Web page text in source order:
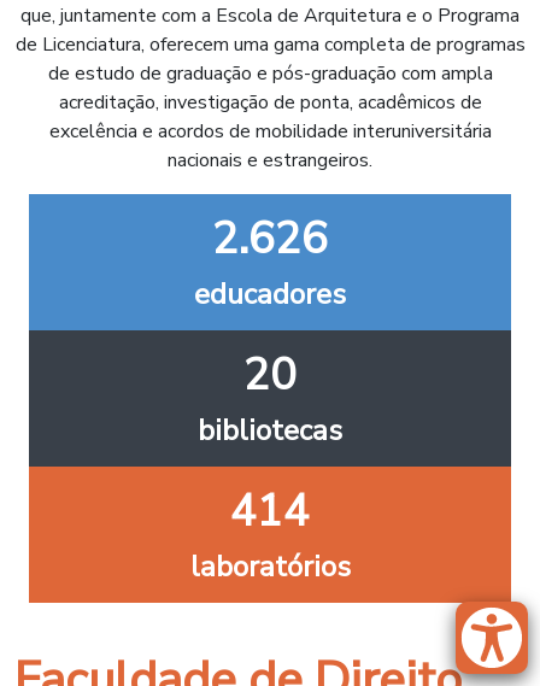
que, juntamente com a Escola de Arquitetura e o Programa
de Licenciatura, oferecem uma gama completa de programas
de estudo de graduação e pós-graduação com ampla
acreditação, investigação de ponta, acadêmicos de
excelência e acordos de mobilidade interuniversitária
nacionais e estrangeiros.
2.626
educadores
20
bibliotecas
414
laboratórios